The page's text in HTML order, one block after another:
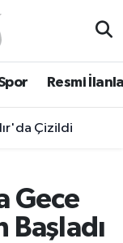
Resmi
Çizildi
Gece